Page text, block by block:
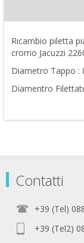
Ricambio piletta
cromo Jacuzzi
Diametro Tappo :
Diamentro
Contatti
+39 (Tel)
+39 (Tel2)